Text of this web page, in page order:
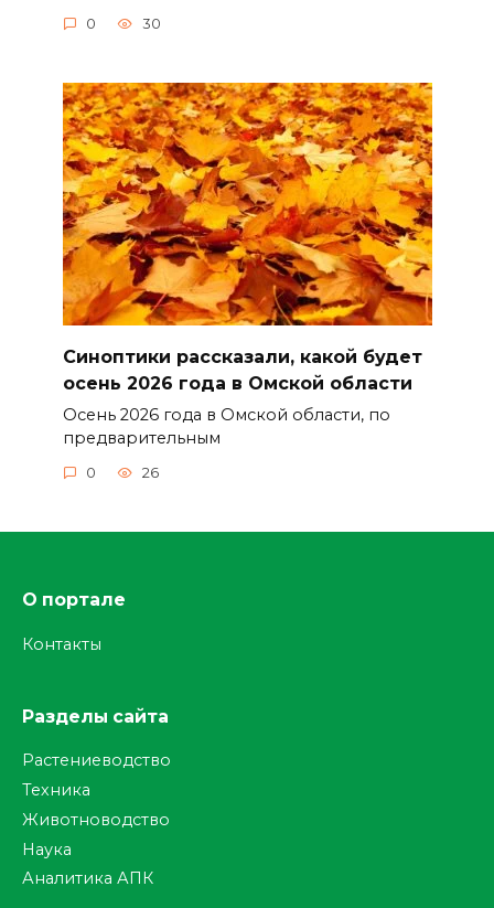
0 30
Синоптики рассказали, какой будет
осень 2026 года в Омской области
Осень 2026 года в Омской области, по
предварительным
0 26
О портале
Контакты
Разделы сайта
Растениеводство
Техника
Животноводство
Наука
Аналитика АПК